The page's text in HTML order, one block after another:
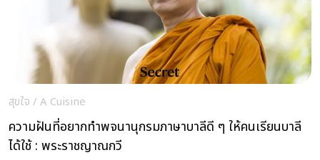
สุขใจ / A Cuisine
ความฝันที่อยากทำพจนานุกรมภาษาบาลีดี ๆ ให้คนเรียนบาลี
ได้ใช้ : พระราชญาณกวี